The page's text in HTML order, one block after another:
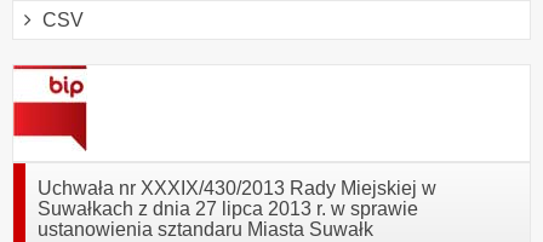
CSV
Uchwała nr XXXIX/430/2013 Rady Miejskiej w
Suwałkach z dnia 27 lipca 2013 r. w sprawie
ustanowienia sztandaru Miasta Suwałk